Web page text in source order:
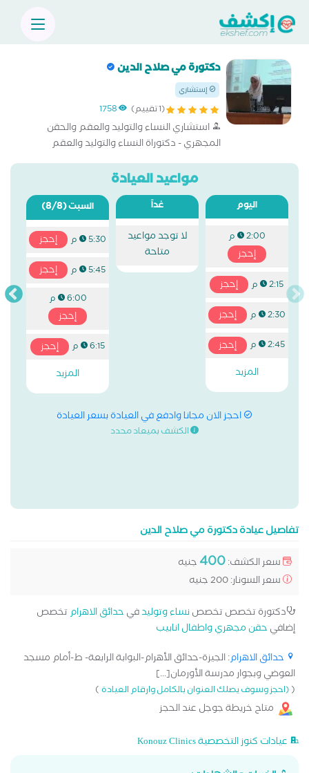
دكتورة مي صلاح الدين
إستشاري
(1 تقييم) 1758
استشاري النساء والتوليد والعقم والحقن
المجهري - دكتوراة النساء والتوليد والعقم
ماجيستير نساء وتوليد
مواعيد العيادة
اليوم
2:00 م
إحجز
2:15 م إحجز
2:30 م إحجز
2:45 م
إحجز
المزيد
غداً
لا توجد مواعيد
متاحة
السبت(8/8)
5:30 م إحجز
5:45 م إحجز
6:00 م
إحجز
6:15 م
إحجز
المزيد
احجز الان مجانا وادفع في العيادة بسعر العيادة
الكشف بميعاد محدد
تفاصيل عيادة دكتورة مي صلاح الدين
سعر الكشف:400 جنيه
سعر السونار: 200 جنيه
دكتورة تخصص تخصصنساء وتوليدفي حدائق الاهرام تخصص
إضافي حقن مجهري واطفال انابيب
حدائق الاهرام: الجيزة-حدائق الأهرام-البوابة الرابعة- ط-أمام مسجد
العوضي وبجوار مدرسة الأورمان[...]
((احجز وسوف يصلك العنوان بالكامل وارقام العيادة)
متاح خريطة جوجل عند الحجز
عيادات كنوز التخصصية Konouz Clinics